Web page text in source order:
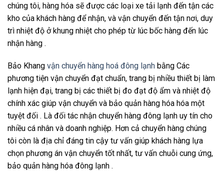
chúng tôi, hàng hóa sẽ được các loại xe tải lạnh đến tận các
kho của khách hàng để nhận, và vận chuyển đến tận nơi, duy
trì nhiệt độ ở khung nhiệt cho phép từ lúc bốc hàng đến lúc
nhận hàng .
Bảo Khang vận chuyển hàng hoá đông lạnh bằng Các
phương tiện vận chuyển đạt chuẩn, trang bị nhiều thiết bị làm
lạnh hiện đại, trang bị các thiết bị đo đạt độ ẩm và nhiệt độ
chính xác giúp vận chuyển và bảo quản hàng hóa hóa một
tuyệt đối . Là đối tác nhận chuyển hàng đông lạnh uy tín cho
nhiều cá nhân và doanh nghiệp. Hơn cả chuyển hàng chúng
tôi còn là địa chỉ đáng tin cậy tư vấn giúp khách hàng lựa
chọn phương án vận chuyển tốt nhất, tư vấn chuỗi cung ứng,
bảo quản hàng hóa đông lạnh .